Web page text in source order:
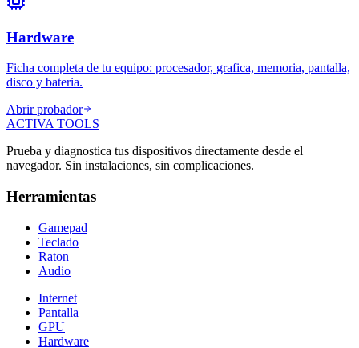
Hardware
Ficha completa de tu equipo: procesador, grafica, memoria, pantalla,
disco y bateria.
Abrir probador
ACTIVA TOOLS
Prueba y diagnostica tus dispositivos directamente desde el
navegador. Sin instalaciones, sin complicaciones.
Herramientas
Gamepad
Teclado
Raton
Audio
Internet
Pantalla
GPU
Hardware